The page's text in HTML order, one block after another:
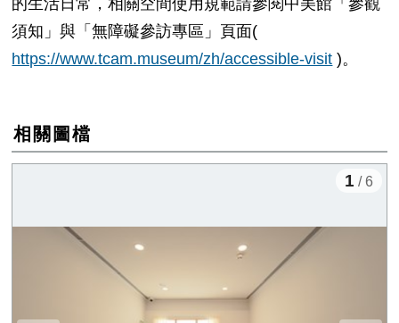
須知」與「無障礙參訪專區」頁面(
https://www.tcam.museum/zh/accessible-visit )。
相關圖檔
1 / 6